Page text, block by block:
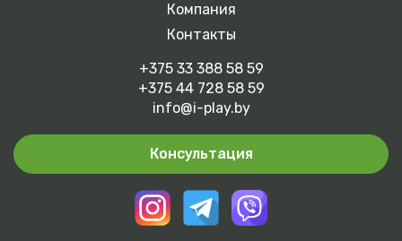
Компания
Контакты
+375 33 388 58 59
+375 44 728 58 59
info@i-play.by
Консультация